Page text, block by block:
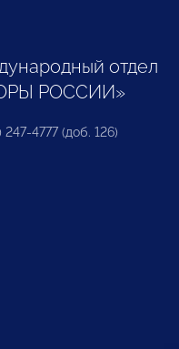
отдел
РОССИИ»
247-4777 (доб. 126)